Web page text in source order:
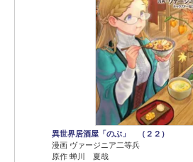
異世界居酒屋「のぶ」 （２２）
漫画 ヴァージニア二等兵
原作 蝉川 夏哉